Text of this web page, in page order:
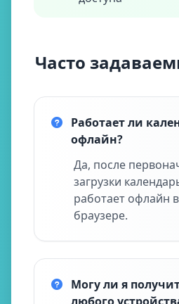
Часто
Работает ли
офлайн?
Да, после
загрузки
работает офлайн
браузере.
Могу ли я